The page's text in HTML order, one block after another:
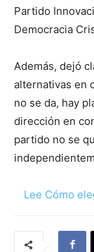
Partido
Democracia
Además, dejó
alternativas en
no se da, hay
dirección en
partido no se
Lee Cómo